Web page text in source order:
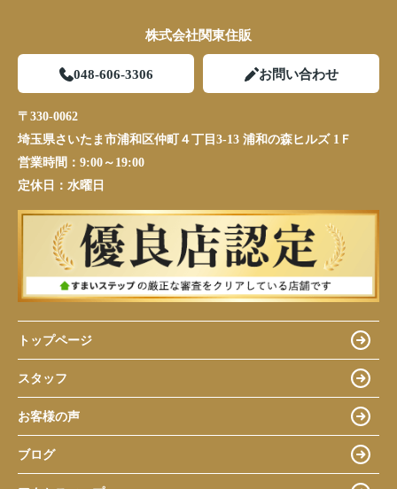
株式会社関東住販
048-606-3306 お問い合わせ
〒330-0062
埼玉県さいたま市浦和区仲町４丁目3-13 浦和の森ヒルズ 1Ｆ
営業時間： 9:00～19:00
定休日： 水曜日
トップページ
スタッフ
お客様の声
ブログ